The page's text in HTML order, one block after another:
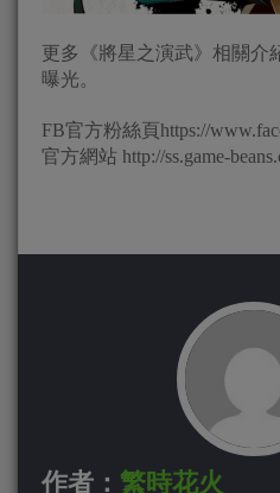
更多《將星之演武》相關介
曝光。
FB官方粉絲頁https://
官方網站 http://ss.game-
作者： 繁時花火